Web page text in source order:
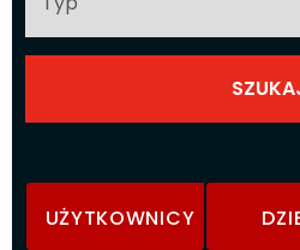
UŻYTKOWNICY